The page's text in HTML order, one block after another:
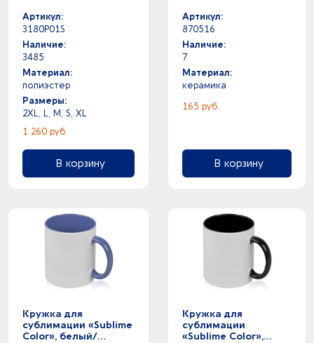
Артикул:
3180P01S
Наличие:
3485
Материал:
полиэстер
Размеры:
2XL, L, M, S, XL
1 260 руб.
В корзину
Premium
Артикул:
870516
Наличие:
7
Материал:
керамика
165 руб.
В корзину
Кружка для
сублимации «Sublime
Color», белый/
Кружка для
сублимации
«Sublime Color»,